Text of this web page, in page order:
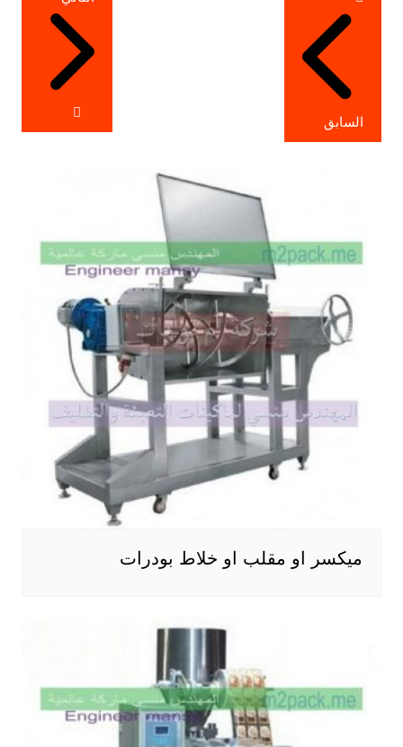
المقالات
السابق
ميكسر او مقلب او خلاط بودرات